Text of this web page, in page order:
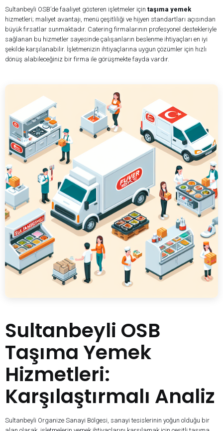
Sultanbeyli OSB’de faaliyet gösteren işletmeler için taşıma yemek
hizmetleri; maliyet avantajı, menü çeşitliliği ve hijyen standartları açısından
büyük fırsatlar sunmaktadır. Catering firmalarının profesyonel destekleriyle
sağlanan bu hizmetler sayesinde çalışanların beslenme ihtiyaçları en iyi
şekilde karşılanabilir. İşletmenizin ihtiyaçlarına uygun çözümler için hızlı
dönüş alabileceğiniz bir firma ile görüşmekte fayda vardır.
Sultanbeyli OSB
Taşıma Yemek
Hizmetleri:
Karşılaştırmalı Analiz
Sultanbeyli Organize Sanayi Bölgesi, sanayi tesislerinin yoğun olduğu bir